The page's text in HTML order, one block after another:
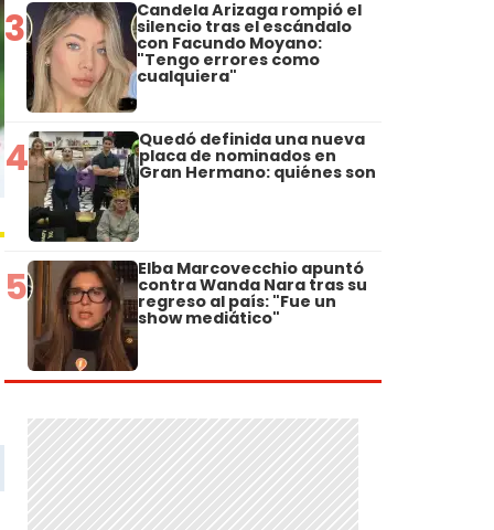
3 Candela Arizaga rompió el
silencio tras el escándalo
con Facundo Moyano:
"Tengo errores como
cualquiera"
4 Quedó definida una nueva
placa de nominados en
Gran Hermano: quiénes son
5 Elba Marcovecchio apuntó
contra Wanda Nara tras su
regreso al país: "Fue un
show mediático"